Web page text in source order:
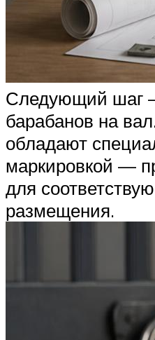
Следующий шаг
барабанов на
обладают
маркировкой —
для
размещения.